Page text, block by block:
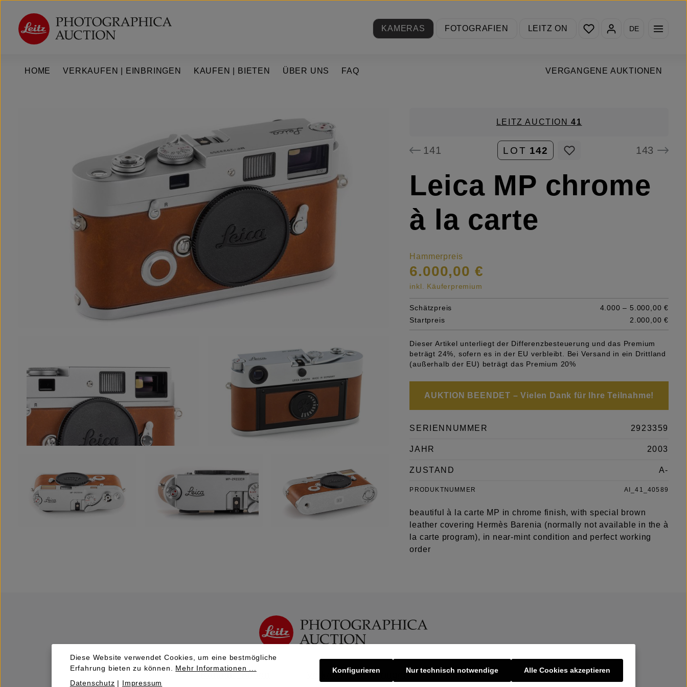
Hauptinhalt springen
Zur Hauptnavigation springen
KAMERAS
FOTOGRAFIEN LEITZ ON
Du hast 0 Produkte auf
DE
HOME VERGANGENE AUKTIONEN
VERKAUFEN | EINBRINGEN KAUFEN | BIETEN ÜBER UNS FAQ
LEITZ AUCTION41
141 LOT 142 143
Leica MP chrome
à la carte
Hammerpreis
6.000,00 €
inkl. Käuferpremium
Schätzpreis
4.000 – 5.000,00 €
Startpreis
2.000,00 €
Dieser Artikel unterliegt der Differenzbesteuerung und das Premium
beträgt 24%, sofern es in der EU verbleibt. Bei Versand in ein Drittland
(außerhalb der EU) beträgt das Premium 20%
AUKTION BEENDET – Vielen Dank für Ihre Teilnahme!
SERIENNUMMER 2923359
JAHR 2003
ZUSTAND A-
PRODUKTNUMMER AI_41_40589
beautiful à la carte MP in chrome finish, with special brown
leather covering Hermès Barenia (normally not available in the à
la carte program), in near-mint condition and perfect working
order
Kaufen | Bieten Verkaufen | Einbringen Über uns
Diese Website verwendet Cookies, um eine bestmögliche
Erfahrung bieten zu können. Mehr Informationen ...
Datenschutz | Impressum
Nur technisch notwendige
Konfigurieren Alle Cookies akzeptieren